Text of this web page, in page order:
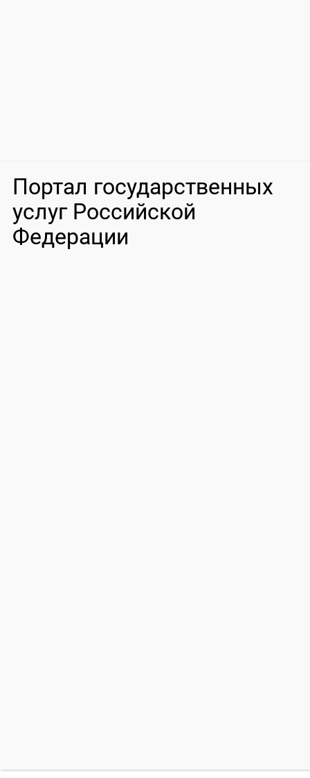
Портал государственных
услуг Российской
Федерации